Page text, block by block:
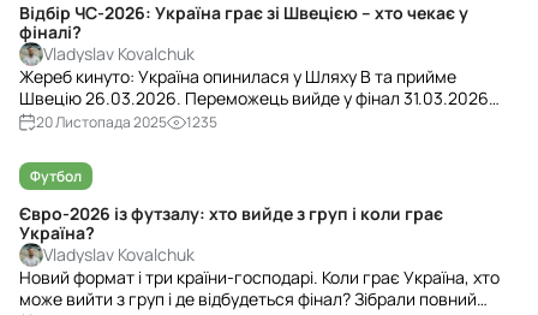
Відбір ЧС-2026: Україна грає зі Швецією – хто чекає у
фіналі?
Vladyslav Kovalchuk
Жереб кинуто: Україна опинилася у Шляху B та прийме
Швецію 26.03.2026. Переможець вийде у фінал 31.03.2026
проти Польща – Албанія. Повний розклад плей-оф і статус
20 Листопада 2025 1235
Футбол
Євро-2026 із футзалу: хто вийде з груп і коли грає
Україна?
Vladyslav Kovalchuk
Новий формат і три країни-господарі. Коли грає Україна, хто
може вийти з груп і де відбудеться фінал? Зібрали повний